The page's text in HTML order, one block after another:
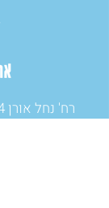
רח' נחל אורן 54, יובלים, ישראל